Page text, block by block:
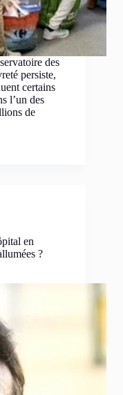
des
persiste,
certains
l’un des
de
en
?